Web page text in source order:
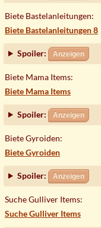
Biete Bastelanleitungen:
Biete Bastelanleitungen 8
Spoiler: Anzeigen
Biete Mama Items:
Biete Mama Items
Spoiler: Anzeigen
Biete Gyroiden:
Biete Gyroiden
Spoiler: Anzeigen
Suche Gulliver Items:
Suche Gulliver Items